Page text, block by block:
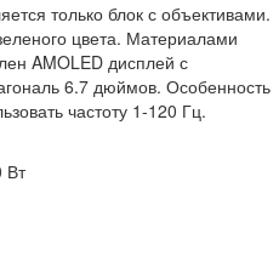
только блок с объективами.
цвета. Материалами
AMOLED дисплей с
6.7 дюймов. Особенность
частоту 1-120 Гц.
Вт